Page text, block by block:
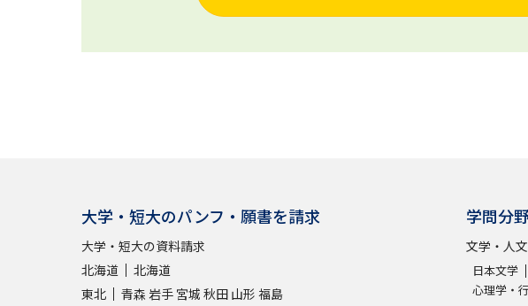
大学・短大のパンフ・願書を請求
大学・短大の資料請求
北海道
北海道
東北
青森 岩手 宮城 秋田 山形 福島
学問分
文学・人
日本文学
心理学・